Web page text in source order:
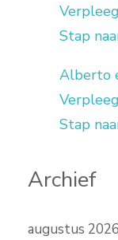
Stap
Alberto
Stap
Archief
augustus 2026